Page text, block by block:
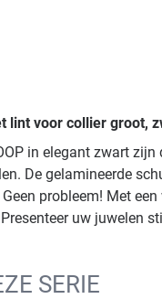
lint voor collier groot,
in elegant zwart
De gelamineerde
probleem! Met
uw juwelen
SERIE